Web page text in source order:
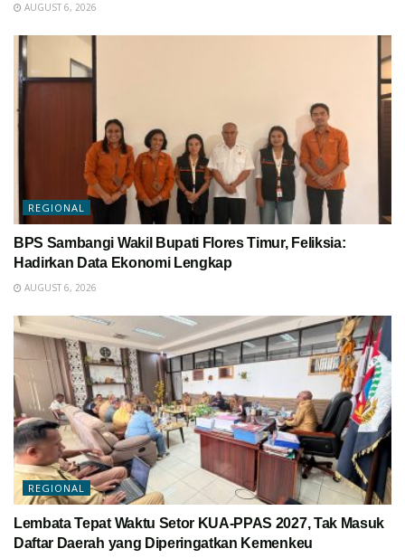
AUGUST 6, 2026
REGIONAL
BPS Sambangi Wakil Bupati Flores Timur, Feliksia:
Hadirkan Data Ekonomi Lengkap
AUGUST 6, 2026
REGIONAL
Lembata Tepat Waktu Setor KUA-PPAS 2027, Tak Masuk
Daftar Daerah yang Diperingatkan Kemenkeu